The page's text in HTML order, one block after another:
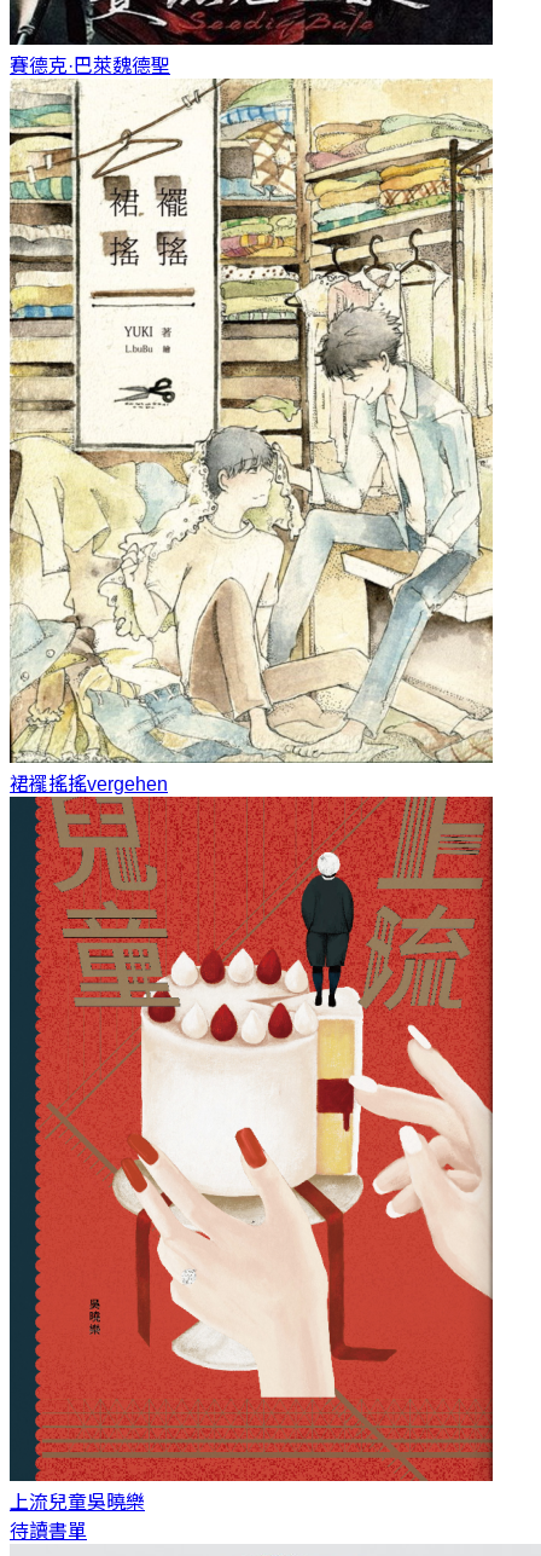
賽德克·巴萊魏德聖
裙襬搖搖vergehen
上流兒童吳曉樂
待讀書單